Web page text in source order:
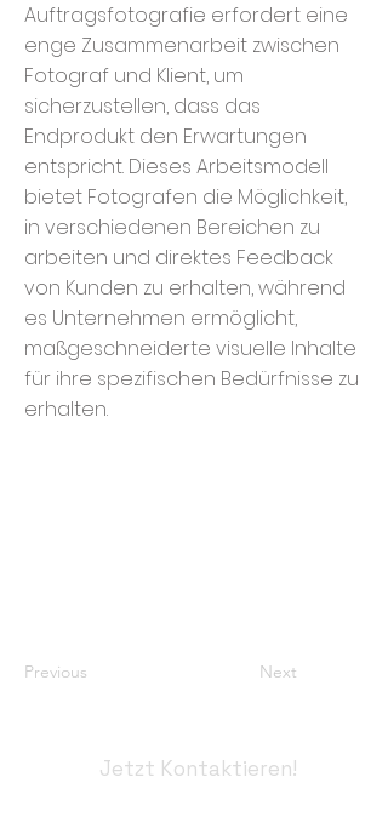
Auftragsfotografie erfordert eine
enge Zusammenarbeit zwischen
Fotograf und Klient, um
sicherzustellen, dass das
Endprodukt den Erwartungen
entspricht. Dieses Arbeitsmodell
bietet Fotografen die Möglichkeit,
in verschiedenen Bereichen zu
arbeiten und direktes Feedback
von Kunden zu erhalten, während
es Unternehmen ermöglicht,
maßgeschneiderte visuelle Inhalte
für ihre spezifischen Bedürfnisse zu
erhalten.
Previous Next
Jetzt Kontaktieren!
Kundenbewertungen und Erfahrungen zu
Nico Herzog Fotografie